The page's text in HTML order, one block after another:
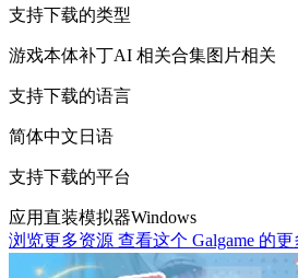
支持下载的类型
游戏本体补丁AI 相关合集图片相关
支持下载的语言
简体中文 日语
支持下载的平台
应用直装模拟器Windows
浏览更多资源 查看这个 Galgame 的